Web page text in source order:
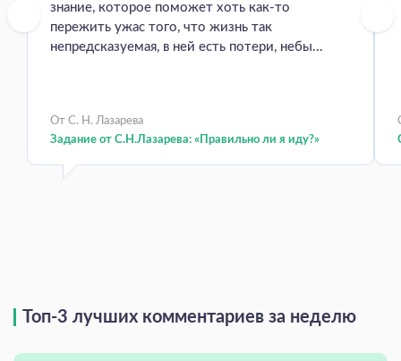
знание, которое поможет хоть как-то
пережить ужас того, что жизнь так
непредсказуемая, в ней есть потери, небы...
От С. Н. Лазарева
Задание от С.Н.Лазарева: «Правильно ли я иду?»
Топ-3 лучших комментариев за неделю